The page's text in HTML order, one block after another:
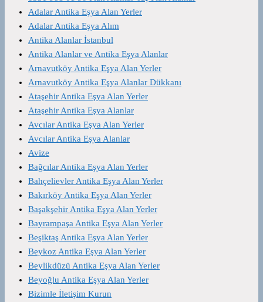
Adalar Antika Eşya Alan Yerler
Adalar Antika Eşya Alım
Antika Alanlar İstanbul
Antika Alanlar ve Antika Eşya Alanlar
Arnavutköy Antika Eşya Alan Yerler
Arnavutköy Antika Eşya Alanlar Dükkanı
Ataşehir Antika Eşya Alan Yerler
Ataşehir Antika Eşya Alanlar
Avcılar Antika Eşya Alan Yerler
Avcılar Antika Eşya Alanlar
Avize
Bağcılar Antika Eşya Alan Yerler
Bahçelievler Antika Eşya Alan Yerler
Bakırköy Antika Eşya Alan Yerler
Başakşehir Antika Eşya Alan Yerler
Bayrampaşa Antika Eşya Alan Yerler
Beşiktaş Antika Eşya Alan Yerler
Beykoz Antika Eşya Alan Yerler
Beylikdüzü Antika Eşya Alan Yerler
Beyoğlu Antika Eşya Alan Yerler
Bizimle İletişim Kurun